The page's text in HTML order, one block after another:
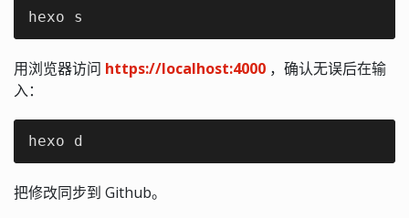
hexo s
用浏览器访问 https://localhost:4000 ，确认无误后在输
入：
hexo d
把修改同步到 Github。